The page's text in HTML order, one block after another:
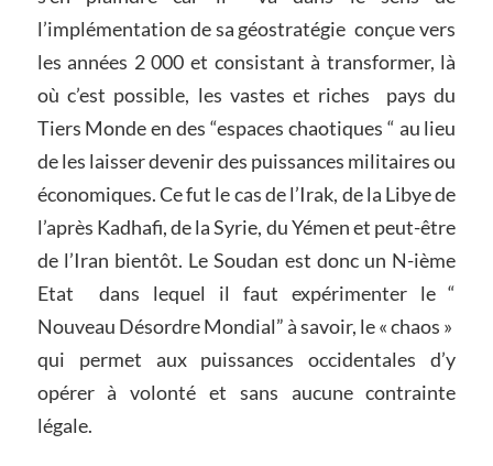
l’implémentation de sa géostratégie conçue vers
les années 2 000 et consistant à transformer, là
où c’est possible, les vastes et riches pays du
Tiers Monde en des “espaces chaotiques “ au lieu
de les laisser devenir des puissances militaires ou
économiques. Ce fut le cas de l’Irak, de la Libye de
l’après Kadhafi, de la Syrie, du Yémen et peut-être
de l’Iran bientôt. Le Soudan est donc un N-ième
Etat dans lequel il faut expérimenter le “
Nouveau Désordre Mondial” à savoir, le « chaos »
qui permet aux puissances occidentales d’y
opérer à volonté et sans aucune contrainte
légale.